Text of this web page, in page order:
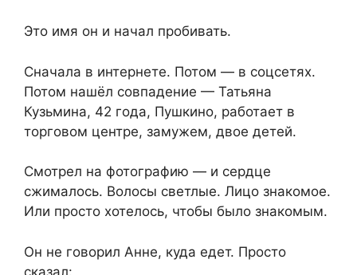
Это имя он и начал пробивать.
Сначала в интернете. Потом — в соцсетях.
Потом нашёл совпадение — Татьяна
Кузьмина, 42 года, Пушкино, работает в
торговом центре, замужем, двое детей.
Смотрел на фотографию — и сердце
сжималось. Волосы светлые. Лицо знакомое.
Или просто хотелось, чтобы было знакомым.
Он не говорил Анне, куда едет. Просто
сказал: